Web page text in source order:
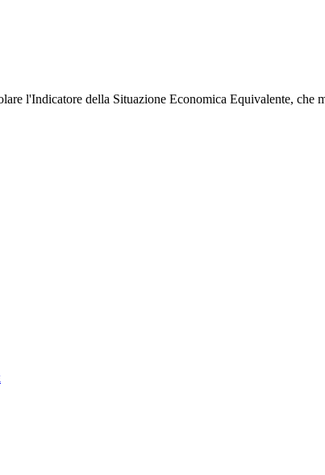
l'Indicatore della Situazione Economica Equivalente, che